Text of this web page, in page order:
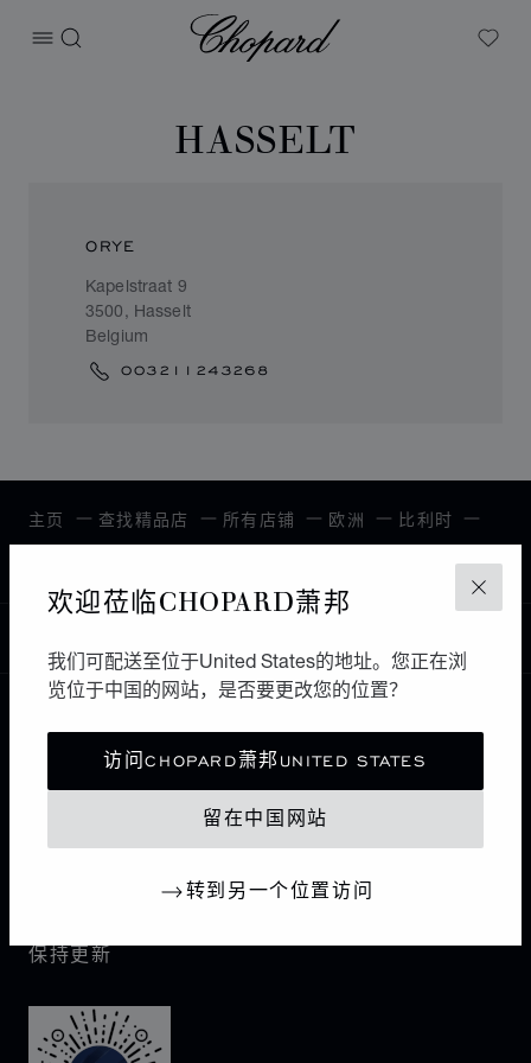
关闭
欢迎莅临CHOPARD萧邦
我们可配送至位于United States的地址。您正在浏
览位于中国的网站，是否要更改您的位置？
访问CHOPARD萧邦UNITED STATES
留在中国网站
转到另一个位置访问
打开菜单
搜索
Chopard
My
HASSELT
ORYE
Kapelstraat 9
3500, Hasselt
Belgium
003211243268
主页 查找精品店 所有店铺 欧洲
比利时
本地化（更改国家/地区）
更改国家/地区
保持更新